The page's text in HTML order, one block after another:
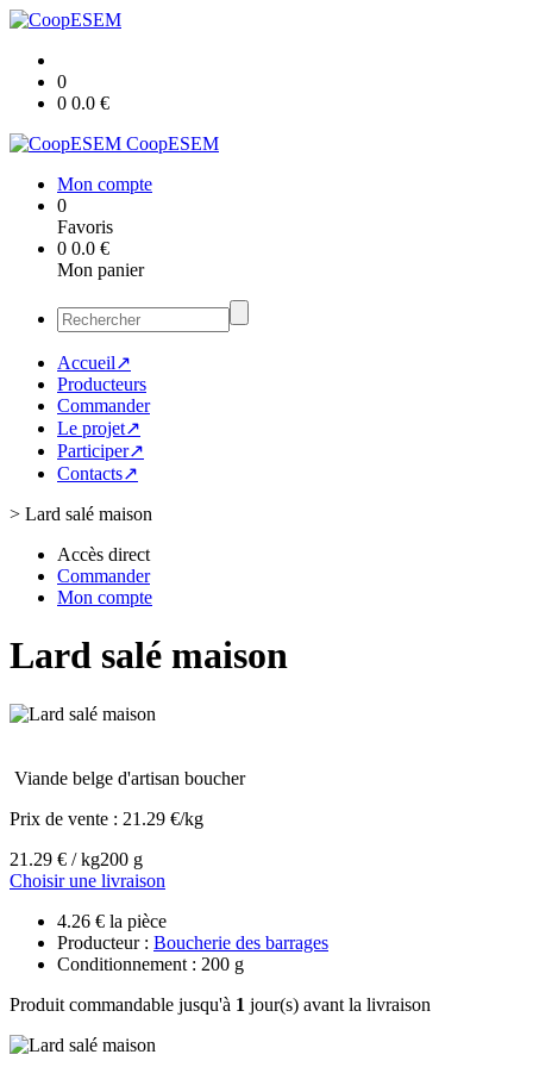
0
0 0.0 €
CoopESEM
Mon compte
0
Favoris
0 0.0 €
Mon panier
Accueil↗
Producteurs
Commander
Le projet↗
Participer↗
Contacts↗
> Lard salé maison
Accès direct
Commander
Mon compte
Lard salé maison
Viande belge d'artisan boucher
Prix de vente : 21.29 €/kg
21.29 € / kg200 g
Choisir une livraison
4.26 € la pièce
Producteur : Boucherie des barrages
Conditionnement : 200 g
Produit commandable jusqu'à 1 jour(s) avant la livraison